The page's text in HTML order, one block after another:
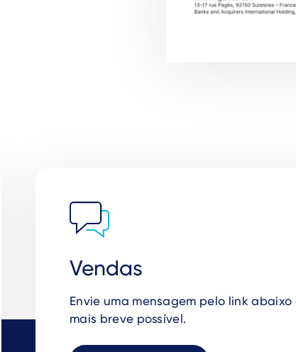
Vendas
Envie uma mensagem pelo link
mais breve possível.